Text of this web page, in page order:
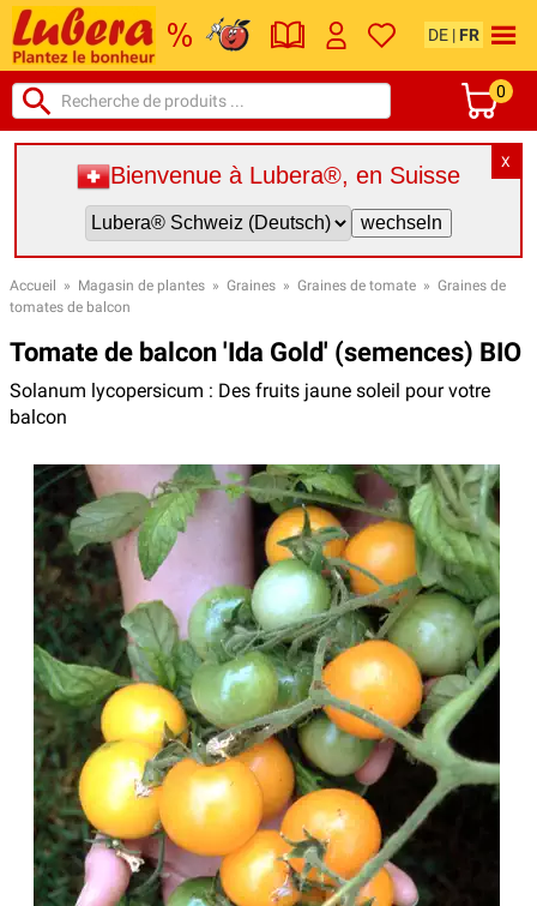
DE | FR
0
X
Bienvenue à Lubera®, en Suisse
Accueil » Magasin de plantes » Graines » Graines de tomate » Graines de
tomates de balcon
Tomate de balcon 'Ida Gold' (semences) BIO
Solanum lycopersicum : Des fruits jaune soleil pour votre
balcon